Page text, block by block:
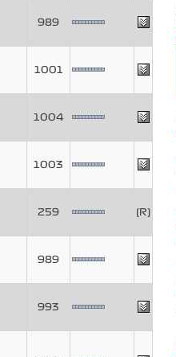
989
1001
1004
1003
259 (R)
989
993